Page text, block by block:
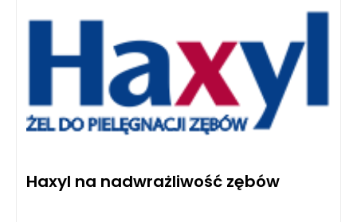
Haxyl na nadwrażliwość zębów